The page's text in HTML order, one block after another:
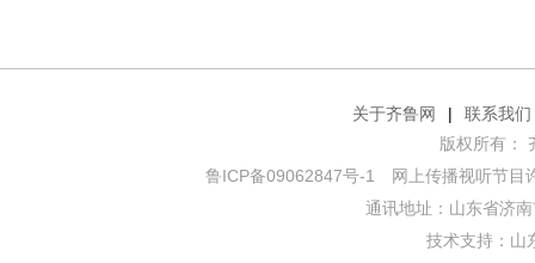
关于齐鲁网 |
联系我们
版权所有：
鲁ICP备09062847号-1
网上传播视听节目
通讯地址：山东省济
技术支持： 山